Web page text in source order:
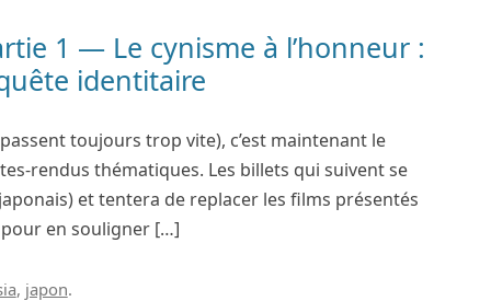
1 — Le cynisme à l’honneur :
identitaire
toujours trop vite), c’est maintenant le
rendus thématiques. Les billets qui suivent se
et tentera de replacer les films présentés
en souligner […]
, japon.